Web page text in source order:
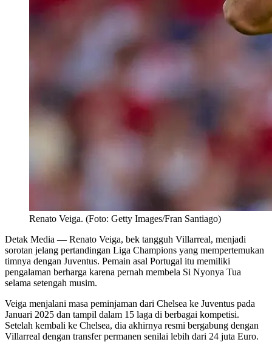
Renato Veiga. (Foto: Getty Images/Fran Santiago)
Detak Media — Renato Veiga, bek tangguh Villarreal, menjadi
sorotan jelang pertandingan Liga Champions yang mempertemukan
timnya dengan Juventus. Pemain asal Portugal itu memiliki
pengalaman berharga karena pernah membela Si Nyonya Tua
selama setengah musim.
Veiga menjalani masa peminjaman dari Chelsea ke Juventus pada
Januari 2025 dan tampil dalam 15 laga di berbagai kompetisi.
Setelah kembali ke Chelsea, dia akhirnya resmi bergabung dengan
Villarreal dengan transfer permanen senilai lebih dari 24 juta Euro.